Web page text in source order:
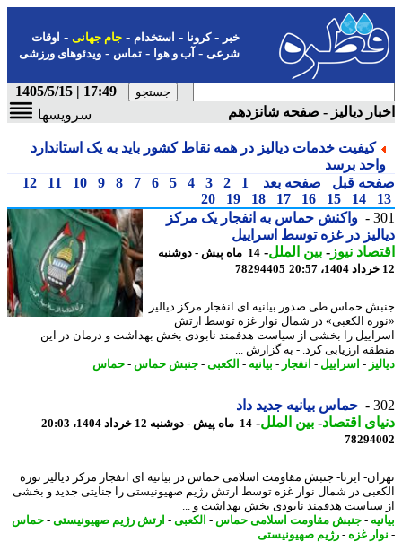
-کرونا-استخدام- جام جهانی-اوقات
شرعی-آب و هوا-تماس-ویدئوهای ورزشی
17:49 | 1405/5/15
دیالیز - صفحه شانزدهم
سرویسها
کیفیت خدمات دیالیز در همه نقاط کشور باید به یک استاندارد
برسد
قبل صفحه بعد 1
2
3
4
5
6
7
8
9
10
11
12
14
15
16
17
18
19
20
واکنش حماس به انفجار یک مرکز
در غزه توسط اسراییل
نیوز-بین الملل-
14 ماه پیش - دوشنبه
78294405
حماس طی صدور بیانیه ای انفجار مرکز دیالیز
الکعبی» در شمال نوار غزه توسط ارتش
را بخشی از سیاست هدفمند نابودی بخش بهداشت و درمان در این
ارزیابی کرد. - به گزارش ...
-اسراییل -انفجار-بیانیه-الکعبی-جنبش حماس-حماس
حماس بیانیه جدید داد
اقتصاد-بین الملل-14 ماه پیش - دوشنبه 12 خرداد 1404، 20:03
ایرنا- جنبش مقاومت اسلامی حماس در بیانیه ای انفجار مرکز دیالیز نوره
در شمال نوار غزه توسط ارتش رژیم صهیونیستی را جنایتی جدید و بخشی
هدفمند نابودی بخش بهداشت و ...
-جنبش مقاومت اسلامی حماس-الکعبی-ارتش رژیم صهیونیستی-حماس
غزه -رژیم صهیونیستی